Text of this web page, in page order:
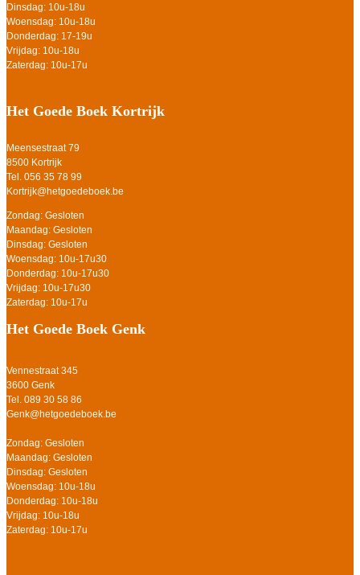
Dinsdag: 10u-18u
Woensdag: 10u-18u
Donderdag: 17-19u
Vrijdag: 10u-18u
Zaterdag: 10u-17u
Het Goede Boek Kortrijk
Meensestraat 79
8500 Kortrijk
Tel. 056 35 78 99
Kortrijk@hetgoedeboek.be
Zondag: Gesloten
Maandag: Gesloten
Dinsdag: Gesloten
Woensdag: 10u-17u30
Donderdag: 10u-17u30
Vrijdag: 10u-17u30
Zaterdag: 10u-17u
Het Goede Boek Genk
Vennestraat 345
3600 Genk
Tel. 089 30 58 86
Genk@hetgoedeboek.be
Zondag: Gesloten
Maandag: Gesloten
Dinsdag: Gesloten
Woensdag: 10u-18u
Donderdag: 10u-18u
Vrijdag: 10u-18u
Zaterdag: 10u-17u